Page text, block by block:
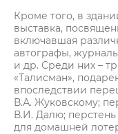
Кроме того, в
выставка,
включавшая
автографы,
и др. Среди них –
«Талисман»,
впоследствии
В.А. Жуковскому;
В.И. Далю;
для домашней